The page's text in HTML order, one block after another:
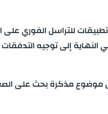
للتراسل الفوري
إلى توجيه
موضوع مذكرة بحث على